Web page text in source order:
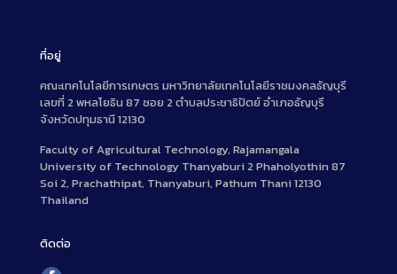
ที่อยู่
คณะเทคโนโลยีการเกษตร มหาวิทยาลัยเทคโนโลยีราชมงคลธัญบุรี
เลขที่ 2 พหลโยธิน 87 ซอย 2 ตำบลประชาธิปัตย์ อำเภอธัญบุรี
จังหวัดปทุมธานี 12130
Faculty of Agricultural Technology, Rajamangala
University of Technology Thanyaburi 2 Phaholyothin 87
Soi 2, Prachathipat, Thanyaburi, Pathum Thani 12130
Thailand
ติดต่อ